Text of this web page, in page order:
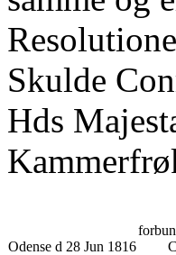
Skulde
Hds
Odense d 28 Jun 1816